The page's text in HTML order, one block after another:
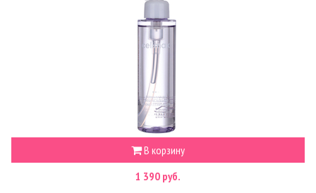
В корзину
1 390 руб.